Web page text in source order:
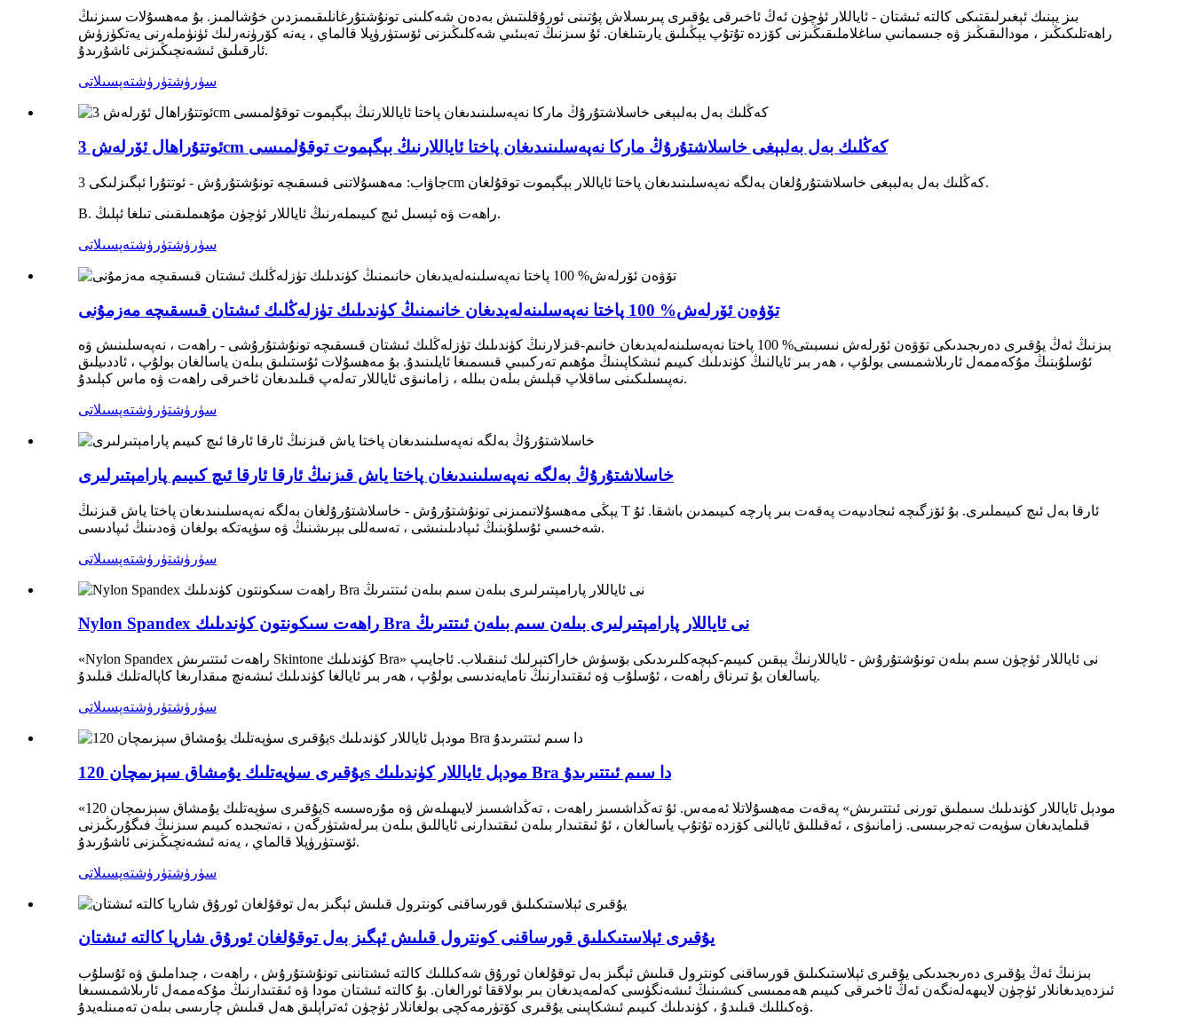
بىز يېنىك ئېغىرلىقتىكى كالتە ئىشتان - ئاياللار ئۈچۈن ئەڭ ئاخىرقى يۇقىرى پىرىسلاش پۇتىنى ئورۇقلىتىش بەدەن شەكلىنى تونۇشتۇرغانلىقىمىزدىن خۇشالمىز. بۇ مەھسۇلات سىزنىڭ
راھەتلىكىڭىز ، مودالىقىڭىز ۋە جىسمانىي ساغلاملىقىڭىزنى كۆزدە تۇتۇپ يېڭىلىق يارىتىلغان. ئۇ سىزنىڭ تەبىئىي شەكلىڭىزنى ئۆستۈرۈپلا قالماي ، يەنە كۆرۈنەرلىك ئۈنۈملەرنى يەتكۈزۈش
ئارقىلىق ئىشەنچىڭىزنى ئاشۇرىدۇ.
سۈرۈشتۈرۈشتەپسىلاتى
ئوتتۇراھال ئۆرلەش 3cm كەڭلىك بەل بەلبېغى خاسلاشتۇرۇڭ ماركا نەپەسلىنىدىغان پاختا ئاياللارنىڭ بېگېموت توقۇلمىسى
جاۋاب: مەھسۇلاتنى قىسقىچە تونۇشتۇرۇش - ئوتتۇرا ئېگىزلىكى 3cm كەڭلىك بەل بەلبېغى خاسلاشتۇرۇلغان بەلگە نەپەسلىنىدىغان پاختا ئاياللار بېگېموت توقۇلغان.
B. راھەت ۋە ئېسىل ئىچ كىيىملەرنىڭ ئاياللار ئۈچۈن مۇھىملىقىنى تىلغا ئېلىڭ.
سۈرۈشتۈرۈشتەپسىلاتى
تۆۋەن ئۆرلەش% 100 پاختا نەپەسلىنەلەيدىغان خانىمنىڭ كۈندىلىك تۈزلەڭلىك ئىشتان قىسقىچە مەزمۇنى
بىزنىڭ ئەڭ يۇقىرى دەرىجىدىكى تۆۋەن ئۆرلەش نىسبىتى% 100 پاختا نەپەسلىنەلەيدىغان خانىم-قىزلارنىڭ كۈندىلىك تۈزلەڭلىك ئىشتان قىسقىچە تونۇشتۇرۇشى - راھەت ، نەپەسلىنىش ۋە
ئۇسلۇبنىڭ مۇكەممەل ئارىلاشمىسى بولۇپ ، ھەر بىر ئايالنىڭ كۈندىلىك كىيىم ئىشكاپىنىڭ مۇھىم تەركىبىي قىسمىغا ئايلىنىدۇ. بۇ مەھسۇلات ئۇستىلىق بىلەن ياسالغان بولۇپ ، ئاددىيلىق
نەپىسلىكىنى ساقلاپ قېلىش بىلەن بىللە ، زامانىۋى ئاياللار تەلەپ قىلىدىغان ئاخىرقى راھەت ۋە ماس كېلىدۇ.
سۈرۈشتۈرۈشتەپسىلاتى
خاسلاشتۇرۇڭ بەلگە نەپەسلىنىدىغان پاختا ياش قىزنىڭ ئارقا ئارقا ئىچ كىيىم پارامېتىرلىرى
يېڭى مەھسۇلاتىمىزنى تونۇشتۇرۇش - خاسلاشتۇرۇلغان بەلگە نەپەسلىنىدىغان پاختا ياش قىزنىڭ T ئارقا بەل ئىچ كىيىملىرى. بۇ ئۆزگىچە ئىجادىيەت پەقەت بىر پارچە كىيىمدىن باشقا. ئۇ
شەخسىي ئۇسلۇبنىڭ ئىپادىلىنىشى ، تەسەللى بېرىشنىڭ ۋە سۈپەتكە بولغان ۋەدىنىڭ ئىپادىسى.
سۈرۈشتۈرۈشتەپسىلاتى
Nylon Spandex راھەت سىكونتون كۈندىلىك Bra نى ئاياللار پارامېتىرلىرى بىلەن سىم بىلەن ئىتتىرىڭ
«Nylon Spandex راھەت ئىتتىرىش Skintone كۈندىلىك Bra» نى ئاياللار ئۈچۈن سىم بىلەن تونۇشتۇرۇش - ئاياللارنىڭ يېقىن كىيىم-كېچەكلىرىدىكى بۆسۈش خاراكتېرلىك ئىنقىلاب. ئاجايىپ
ياسالغان بۇ تىرناق راھەت ، ئۇسلۇب ۋە ئىقتىدارنىڭ نامايەندىسى بولۇپ ، ھەر بىر ئايالغا كۈندىلىك ئىشەنچ مىقدارىغا كاپالەتلىك قىلىدۇ.
سۈرۈشتۈرۈشتەپسىلاتى
يۇقىرى سۈپەتلىك يۇمشاق سېزىمچان 120s مودېل ئاياللار كۈندىلىك Bra دا سىم ئىتتىرىدۇ
«يۇقىرى سۈپەتلىك يۇمشاق سېزىمچان 120S مودېل ئاياللار كۈندىلىك سىملىق تورنى ئىتتىرىش» پەقەت مەھسۇلاتلا ئەمەس. ئۇ تەڭداشسىز راھەت ، تەڭداشسىز لايىھىلەش ۋە مۇرەسسە
قىلمايدىغان سۈپەت تەجرىبىسى. زامانىۋى ، ئەقىللىق ئايالنى كۆزدە تۇتۇپ ياسالغان ، ئۇ ئىقتىدار بىلەن ئىقتىدارنى ئاياللىق بىلەن بىرلەشتۈرگەن ، نەتىجىدە كىيىم سىزنىڭ فىگۇرىڭىزنى
ئۆستۈرۈپلا قالماي ، يەنە ئىشەنچىڭىزنى ئاشۇرىدۇ.
سۈرۈشتۈرۈشتەپسىلاتى
يۇقىرى ئېلاستىكىلىق قورساقنى كونترول قىلىش ئېگىز بەل توقۇلغان ئورۇق شارپا كالتە ئىشتان
بىزنىڭ ئەڭ يۇقىرى دەرىجىدىكى يۇقىرى ئېلاستىكىلىق قورساقنى كونترول قىلىش ئېگىز بەل توقۇلغان ئورۇق شەكىللىك كالتە ئىشتاننى تونۇشتۇرۇش ، راھەت ، چىداملىق ۋە ئۇسلۇب
ئىزدەيدىغانلار ئۈچۈن لايىھەلەنگەن ئەڭ ئاخىرقى كىيىم ھەممىسى كىشىنىڭ ئىشەنگۈسى كەلمەيدىغان بىر بولاققا ئورالغان. بۇ كالتە ئىشتان مودا ۋە ئىقتىدارنىڭ مۇكەممەل ئارىلاشمىسىغا
ۋەكىللىك قىلىدۇ ، كۈندىلىك كىيىم ئىشكاپىنى يۇقىرى كۆتۈرمەكچى بولغانلار ئۈچۈن ئەتراپلىق ھەل قىلىش چارىسى بىلەن تەمىنلەيدۇ.